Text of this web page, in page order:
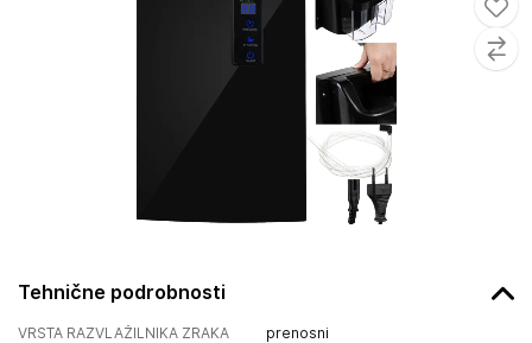
Tehnične podrobnosti
VRSTA RAZVLAŽILNIKA ZRAKA prenosni